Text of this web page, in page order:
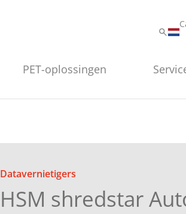
PET-oplossingen
Datavernietigers
HSM shredstar